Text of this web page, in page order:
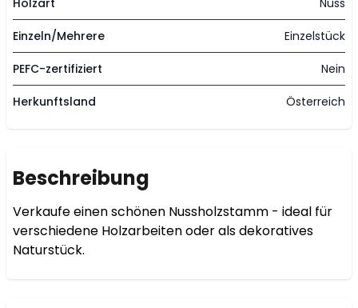
Holzart Nuss
Einzeln/Mehrere Einzelstück
PEFC-zertifiziert Nein
Herkunftsland Österreich
Beschreibung
Verkaufe einen schönen Nussholzstamm - ideal für
verschiedene Holzarbeiten oder als dekoratives
Naturstück.